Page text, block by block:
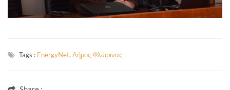
Tags : EnergyNet, Δήμος Φλώρινας